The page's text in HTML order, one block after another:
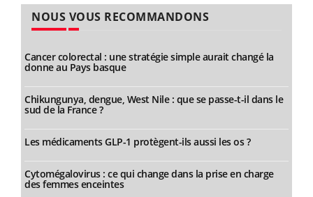
NOUS VOUS RECOMMANDONS
Cancer colorectal : une stratégie simple aurait changé la
donne au Pays basque
Chikungunya, dengue, West Nile : que se passe-t-il dans le
sud de la France ?
Les médicaments GLP-1 protègent-ils aussi les os ?
Cytomégalovirus : ce qui change dans la prise en charge
des femmes enceintes